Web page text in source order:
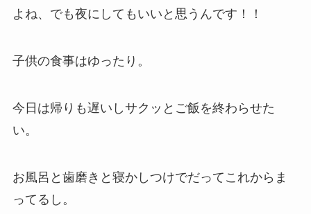
よね、でも夜にしてもいいと思うんです！！
子供の食事はゆったり。
今日は帰りも遅いしサクッとご飯を終わらせた
い。
お風呂と歯磨きと寝かしつけでだってこれからま
ってるし。